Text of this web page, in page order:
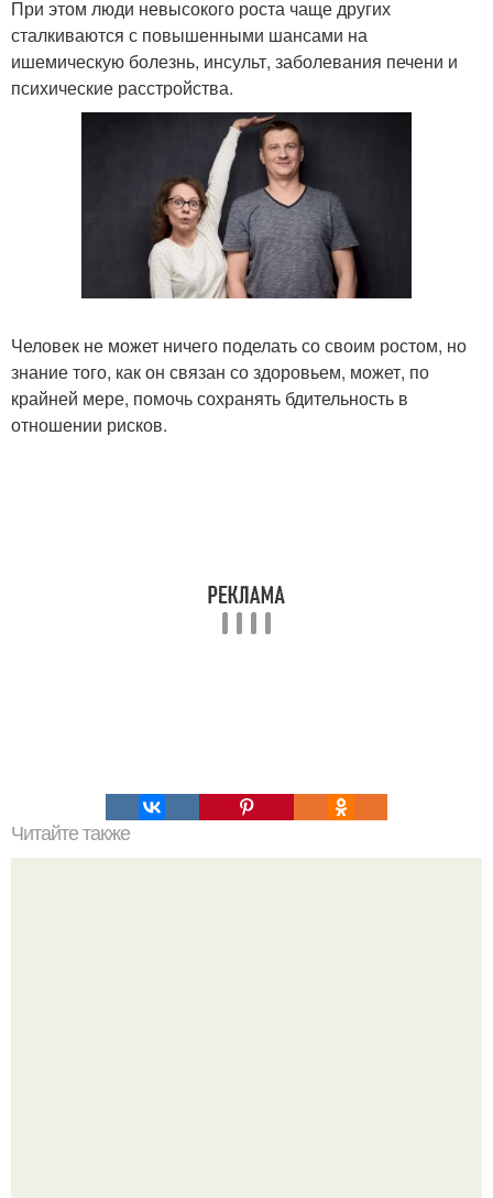
При этом люди невысокого роста чаще других
сталкиваются с повышенными шансами на
ишемическую болезнь, инсульт, заболевания печени и
психические расстройства.
Человек не может ничего поделать со своим ростом, но
знание того, как он связан со здоровьем, может, по
крайней мере, помочь сохранять бдительность в
отношении рисков.
Читайте также